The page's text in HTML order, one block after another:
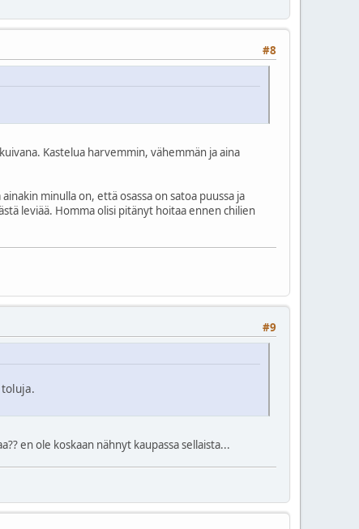
#8
Kastelua harvemmin, vähemmän ja aina
minulla on, että osassa on satoa puussa ja
leviää. Homma olisi pitänyt hoitaa ennen chilien
#9
en ole koskaan nähnyt kaupassa sellaista...